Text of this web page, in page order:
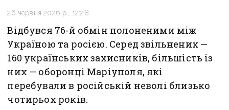
26 червня 2026 р., 12:28
Відбувся 76-й обмін полоненими між
Україною та росією. Серед звільнених —
160 українських захисників, більшість із
них — оборонці Маріуполя, які
перебували в російській неволі близько
чотирьох років.